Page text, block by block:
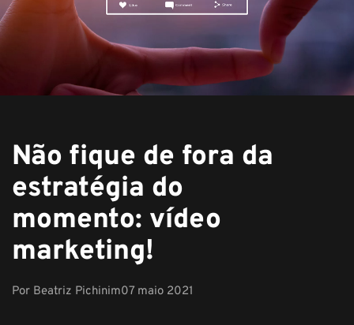
Não fique de fora da
estratégia do
momento: vídeo
marketing!
Por Beatriz Pichinim07 maio 2021